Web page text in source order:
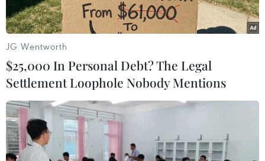
Thêm 1.000 người chạy khỏi Aleppo trong
cuộc sơ tán mới
19/12/2016 07:55
Hơn 1.000 người đã được sơ tán khỏi các điểm phòng
JG Wentworth
$25,000 In Personal Debt? The Legal
Settlement Loophole Nobody Mentions